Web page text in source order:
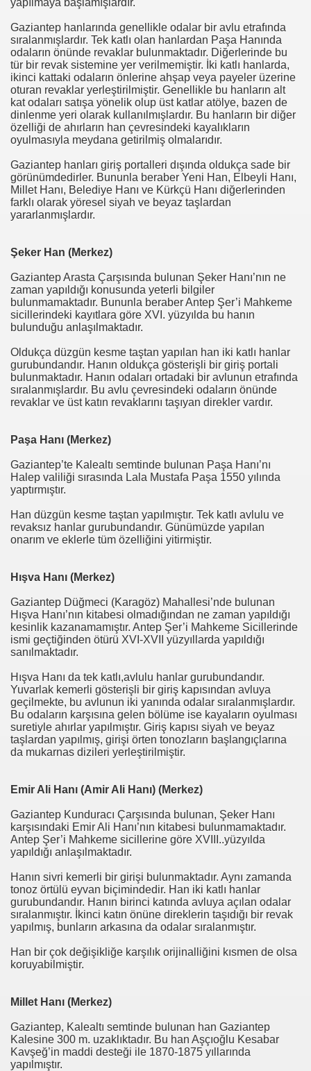
yapılmaya başlamışlardır.
Gaziantep hanlarında genellikle odalar bir avlu etrafında
sıralanmışlardır. Tek katlı olan hanlardan Paşa Hanında
odaların önünde revaklar bulunmaktadır. Diğerlerinde bu
tür bir revak sistemine yer verilmemiştir. İki katlı hanlarda,
ikinci kattaki odaların önlerine ahşap veya payeler üzerine
oturan revaklar yerleştirilmiştir. Genellikle bu hanların alt
kat odaları satışa yönelik olup üst katlar atölye, bazen de
dinlenme yeri olarak kullanılmışlardır. Bu hanların bir diğer
özelliği de ahırların han çevresindeki kayalıkların
oyulmasıyla meydana getirilmiş olmalarıdır.
Gaziantep hanları giriş portalleri dışında oldukça sade bir
görünümdedirler. Bununla beraber Yeni Han, Elbeyli Hanı,
Millet Hanı, Belediye Hanı ve Kürkçü Hanı diğerlerinden
farklı olarak yöresel siyah ve beyaz taşlardan
yararlanmışlardır.
Şeker Han (Merkez)
Gaziantep Arasta Çarşısında bulunan Şeker Hanı’nın ne
zaman yapıldığı konusunda yeterli bilgiler
bulunmamaktadır. Bununla beraber Antep Şer’i Mahkeme
sicillerindeki kayıtlara göre XVI. yüzyılda bu hanın
bulunduğu anlaşılmaktadır.
Oldukça düzgün kesme taştan yapılan han iki katlı hanlar
gurubundandır. Hanın oldukça gösterişli bir giriş portali
bulunmaktadır. Hanın odaları ortadaki bir avlunun etrafında
sıralanmışlardır. Bu avlu çevresindeki odaların önünde
revaklar ve üst katın revaklarını taşıyan direkler vardır.
Paşa Hanı (Merkez)
Gaziantep’te Kalealtı semtinde bulunan Paşa Hanı’nı
Halep valiliği sırasında Lala Mustafa Paşa 1550 yılında
yaptırmıştır.
Han düzgün kesme taştan yapılmıştır. Tek katlı avlulu ve
revaksız hanlar gurubundandır. Günümüzde yapılan
onarım ve eklerle tüm özelliğini yitirmiştir.
Hışva Hanı (Merkez)
Gaziantep Düğmeci (Karagöz) Mahallesi’nde bulunan
Hışva Hanı’nın kitabesi olmadığından ne zaman yapıldığı
kesinlik kazanamamıştır. Antep Şer’i Mahkeme Sicillerinde
ismi geçtiğinden ötürü XVI-XVII yüzyıllarda yapıldığı
sanılmaktadır.
Hışva Hanı da tek katlı,avlulu hanlar gurubundandır.
Yuvarlak kemerli gösterişli bir giriş kapısından avluya
geçilmekte, bu avlunun iki yanında odalar sıralanmışlardır.
Bu odaların karşısına gelen bölüme ise kayaların oyulması
suretiyle ahırlar yapılmıştır. Giriş kapısı siyah ve beyaz
taşlardan yapılmış, girişi örten tonozların başlangıçlarına
da mukarnas dizileri yerleştirilmiştir.
Emir Ali Hanı (Amir Ali Hanı) (Merkez)
Gaziantep Kunduracı Çarşısında bulunan, Şeker Hanı
karşısındaki Emir Ali Hanı’nın kitabesi bulunmamaktadır.
Antep Şer’i Mahkeme sicillerine göre XVIII..yüzyılda
yapıldığı anlaşılmaktadır.
Hanın sivri kemerli bir girişi bulunmaktadır. Aynı zamanda
tonoz örtülü eyvan biçimindedir. Han iki katlı hanlar
gurubundandır. Hanın birinci katında avluya açılan odalar
sıralanmıştır. İkinci katın önüne direklerin taşıdığı bir revak
yapılmış, bunların arkasına da odalar sıralanmıştır.
Han bir çok değişikliğe karşılık orijinalliğini kısmen de olsa
koruyabilmiştir.
Millet Hanı (Merkez)
Gaziantep, Kalealtı semtinde bulunan han Gaziantep
Kalesine 300 m. uzaklıktadır. Bu han Aşçıoğlu Kesabar
Kavşeğ’in maddi desteği ile 1870-1875 yıllarında
yapılmıştır.